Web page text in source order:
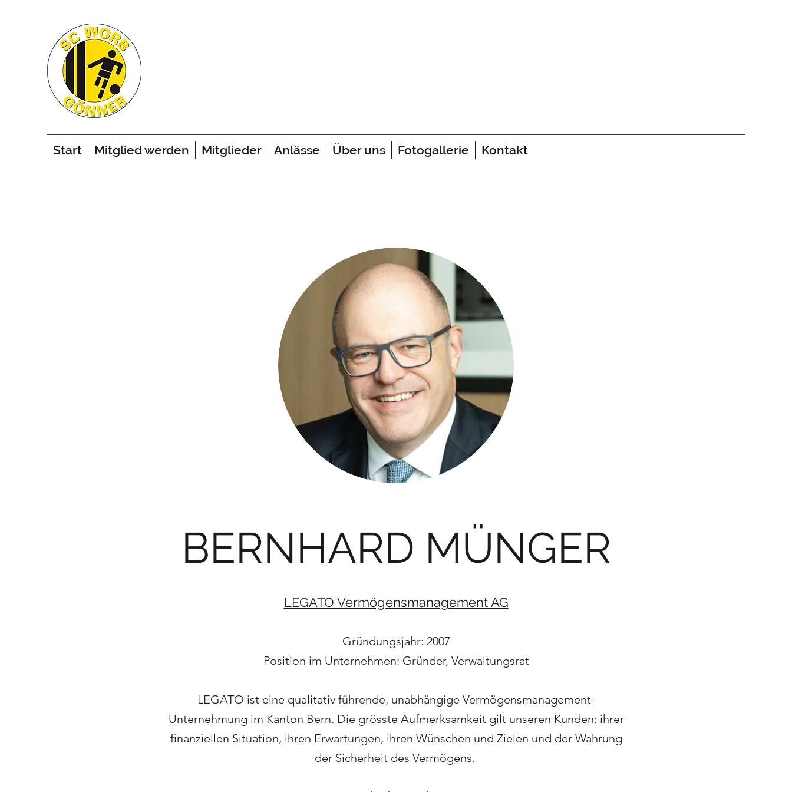
Start Mitglied werden Mitglieder Anlässe Über uns Fotogallerie Kontakt
BERNHARD MÜNGER
LEGATO Vermögensmanagement AG
Gründungsjahr: 2007
Position im Unternehmen: Gründer, Verwaltungsrat
LEGATO ist eine qualitativ führende, unabhängige Vermögensmanagement-
Unternehmung im Kanton Bern. Die grösste Aufmerksamkeit gilt unseren Kunden: ihrer
finanziellen Situation, ihren Erwartungen, ihren Wünschen und Zielen und der Wahrung
der Sicherheit des Vermögens.